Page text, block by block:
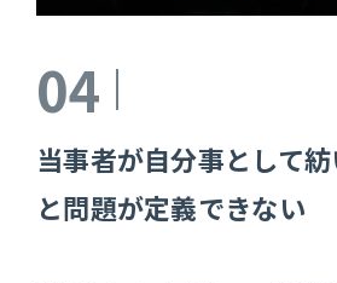
04
当事者が自分事として
と問題が定義できない